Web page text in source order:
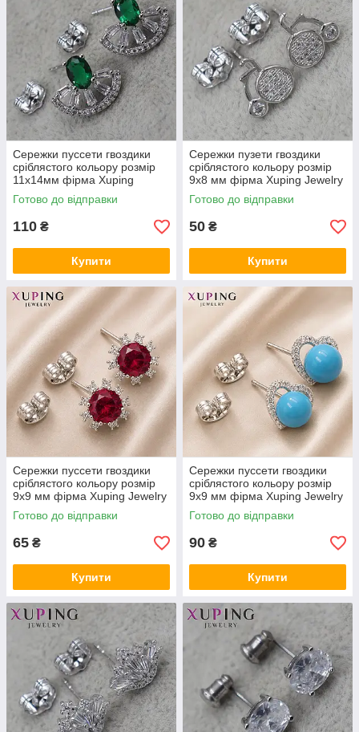
Сережки пуссети гвоздики
сріблястого кольору розмір
11х14мм фірма Xuping
Jewelry зі смарагдовими та
білими стразами
Готово до відправки
110 ₴
Купити
Сережки пузети гвоздики
сріблястого кольору розмір
9х8 мм фірма Xuping Jewelry
велосипед зі стразами
Готово до відправки
50 ₴
Купити
Сережки пуссети гвоздики
сріблястого кольору розмір
9х9 мм фірма Xuping Jewelry
з білими та червоними
кристалами
Готово до відправки
65 ₴
Купити
Сережки пуссети гвоздики
сріблястого кольору розмір
9х9 мм фірма Xuping Jewelry
сердечка з бірюзовими
намистинами
Готово до відправки
90 ₴
Купити